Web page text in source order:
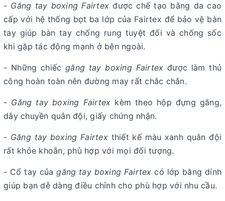
- Găng tay boxing Fairtex được chế tạo bằng da cao
cấp với hệ thống bọt ba lớp của Fairtex để bảo vệ bàn
tay giúp bàn tay chống rung tuyệt đối và chống sốc
khi gặp tác động mạnh ở bên ngoài.
- Những chiếc găng tay boxing Fairtex được làm thủ
công hoàn toàn nên đường may rất chắc chắn.
- Găng tay boxing Fairtex kèm theo hộp đựng găng,
dây chuyền quân đội, giấy chứng nhận.
- Găng tay boxing Fairtexthiết kế màu xanh quân đội
rất khỏe khoắn, phù hợp với mọi đối tượng.
- Cổ tay củagăng tay boxing Fairtex có lớp băng dính
giúp bạn dễ dàng điều chỉnh cho phù hợp với nhu cầu.